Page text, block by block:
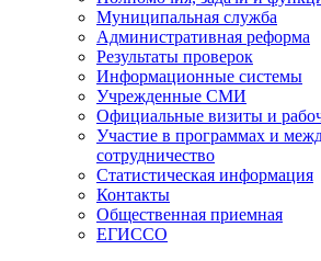
Муниципальная служба
Административная реформа
Результаты проверок
Информационные системы
Учрежденные СМИ
Официальные визиты и
Участие в программах и
сотрудничество
Статистическая информация
Контакты
Общественная приемная
ЕГИССО